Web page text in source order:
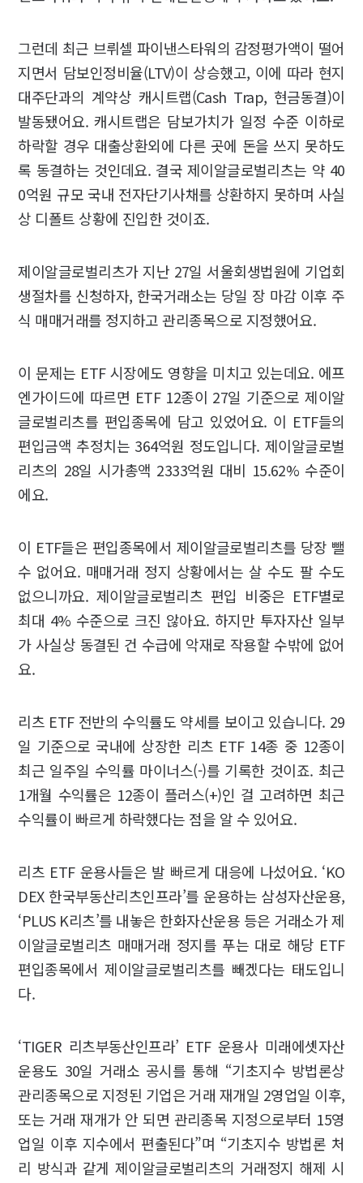
그런데 최근 브뤼셀 파이낸스타워의 감정평가액이 떨어
지면서 담보인정비율(LTV)이 상승했고, 이에 따라 현지
대주단과의 계약상 캐시트랩(Cash Trap, 현금동결)이
발동됐어요. 캐시트랩은 담보가치가 일정 수준 이하로
하락할 경우 대출상환외에 다른 곳에 돈을 쓰지 못하도
록 동결하는 것인데요. 결국 제이알글로벌리츠는 약 40
0억원 규모 국내 전자단기사채를 상환하지 못하며 사실
상 디폴트 상황에 진입한 것이죠.
제이알글로벌리츠가 지난 27일 서울회생법원에 기업회
생절차를 신청하자, 한국거래소는 당일 장 마감 이후 주
식 매매거래를 정지하고 관리종목으로 지정했어요.
이 문제는 ETF 시장에도 영향을 미치고 있는데요. 에프
엔가이드에 따르면 ETF 12종이 27일 기준으로 제이알
글로벌리츠를 편입종목에 담고 있었어요. 이 ETF들의
편입금액 추정치는 364억원 정도입니다. 제이알글로벌
리츠의 28일 시가총액 2333억원 대비 15.62% 수준이
에요.
이 ETF들은 편입종목에서 제이알글로벌리츠를 당장 뺄
수 없어요. 매매거래 정지 상황에서는 살 수도 팔 수도
없으니까요. 제이알글로벌리츠 편입 비중은 ETF별로
최대 4% 수준으로 크진 않아요. 하지만 투자자산 일부
가 사실상 동결된 건 수급에 악재로 작용할 수밖에 없어
요.
리츠 ETF 전반의 수익률도 약세를 보이고 있습니다. 29
일 기준으로 국내에 상장한 리츠 ETF 14종 중 12종이
최근 일주일 수익률 마이너스(-)를 기록한 것이죠. 최근
1개월 수익률은 12종이 플러스(+)인 걸 고려하면 최근
수익률이 빠르게 하락했다는 점을 알 수 있어요.
리츠 ETF 운용사들은 발 빠르게 대응에 나섰어요. ‘KO
DEX 한국부동산리츠인프라’를 운용하는 삼성자산운용,
‘PLUS K리츠’를 내놓은 한화자산운용 등은 거래소가 제
이알글로벌리츠 매매거래 정지를 푸는 대로 해당 ETF
편입종목에서 제이알글로벌리츠를 빼겠다는 태도입니
다.
‘TIGER 리츠부동산인프라’ ETF 운용사 미래에셋자산
운용도 30일 거래소 공시를 통해 “기초지수 방법론상
관리종목으로 지정된 기업은 거래 재개일 2영업일 이후,
또는 거래 재개가 안 되면 관리종목 지정으로부터 15영
업일 이후 지수에서 편출된다”며 “기초지수 방법론 처
리 방식과 같게 제이알글로벌리츠의 거래정지 해제 시